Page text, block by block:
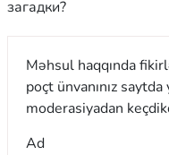
загадки?
Məhsul haqqında
poçt ünvanınız saytda
moderasiyadan
Ad